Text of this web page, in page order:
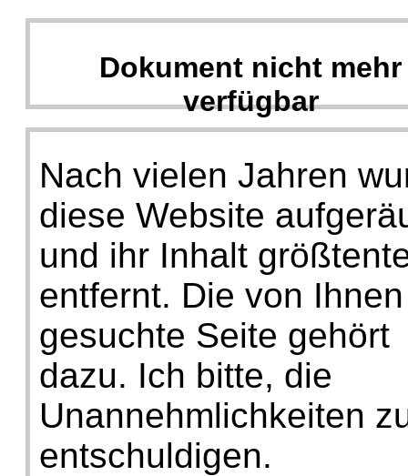
Dokument nicht mehr
verfügbar
Nach vielen Jahren
diese Website
und ihr Inhalt
entfernt. Die von Ihnen
gesuchte Seite gehört
dazu. Ich bitte, die
Unannehmlichkeiten
entschuldigen.